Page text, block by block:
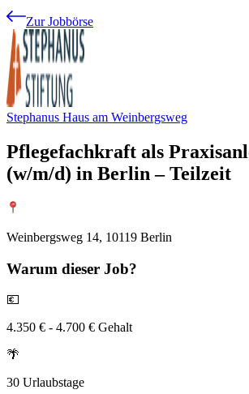
Zur Jobbörse
Stephanus Haus am Weinbergsweg
Pflegefachkraft als
(w/m/d) in Berlin – Teilzeit
Weinbergsweg 14, 10119 Berlin
Warum dieser Job?
💶
4.350 € - 4.700 € Gehalt
🌴
30 Urlaubstage